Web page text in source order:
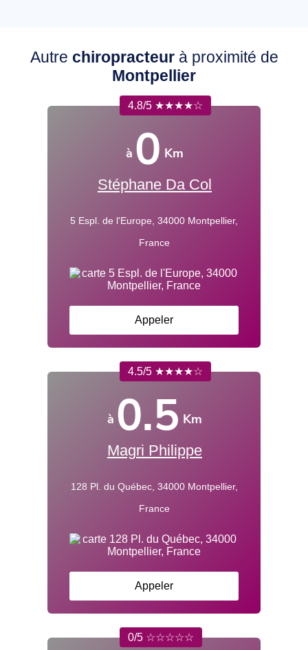
Autre chiropracteurà proximité de
Montpellier
4.8/5 ★★★★☆
à 0 Km
Stéphane Da Col
5 Espl. de l'Europe, 34000 Montpellier,
France
Appeler
4.5/5 ★★★★☆
à 0.5 Km
Magri Philippe
128 Pl. du Québec, 34000 Montpellier,
France
Appeler
0/5 ☆☆☆☆☆